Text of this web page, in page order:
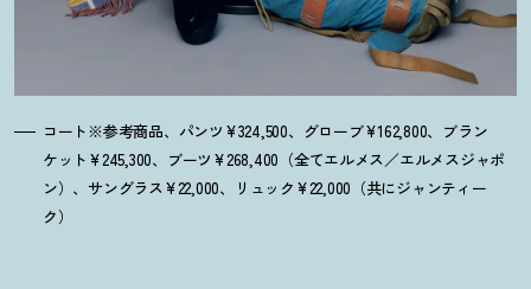
コート※参考商品、パンツ¥324,500、グローブ¥162,800、ブラン
ケット¥245,300、ブーツ¥268,400（全てエルメス／エルメスジャポ
ン）、サングラス¥22,000、リュック¥22,000（共にジャンティー
ク）